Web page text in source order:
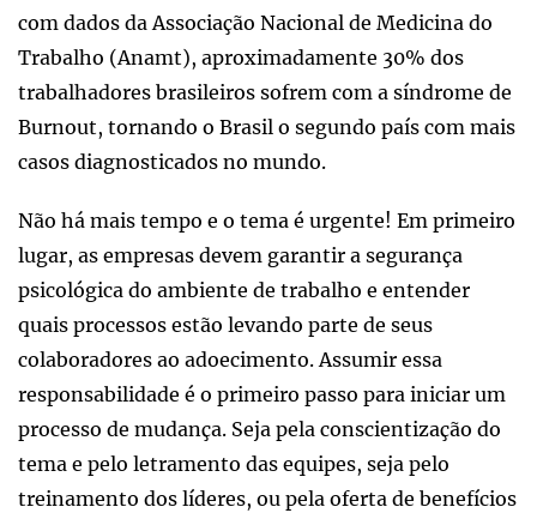
com dados da Associação Nacional de Medicina do
Trabalho (Anamt), aproximadamente 30% dos
trabalhadores brasileiros sofrem com a síndrome de
Burnout, tornando o Brasil o segundo país com mais
casos diagnosticados no mundo.
Não há mais tempo e o tema é urgente! Em primeiro
lugar, as empresas devem garantir a segurança
psicológica do ambiente de trabalho e entender
quais processos estão levando parte de seus
colaboradores ao adoecimento. Assumir essa
responsabilidade é o primeiro passo para iniciar um
processo de mudança. Seja pela conscientização do
tema e pelo letramento das equipes, seja pelo
treinamento dos líderes, ou pela oferta de benefícios